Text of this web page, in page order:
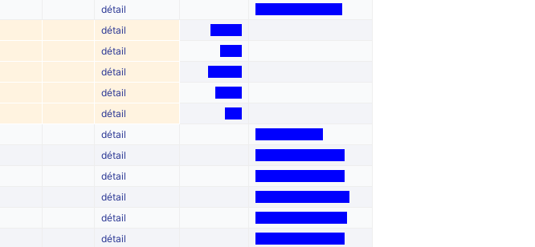
détail
détail
détail
détail
détail
détail
détail
détail
détail
détail
détail
détail